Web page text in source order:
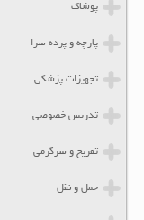
پوشاک
پارچه و پرده سرا
تجهیزات پزشکی
تدریس خصوصی
تفریح و سرگرمی
حمل و نقل